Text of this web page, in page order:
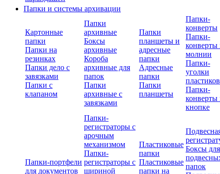
Папки и системы архивации
Картонные
папки
Папки на
резинках
Папки дело с
завязками
Папки с
клапаном
Папки
архивные
Боксы
архивные
Короба
архивные для
папок
Папки
архивные с
завязками
Папки
планшеты и
адресные
папки
Адресные
папки
Папки
планшеты
Папки-
конверты
Папки-
конверты
молнии
Папки-
уголки
Папки-
конверты
кнопке
Папки-портфели
для документов
Папки-
регистраторы с
арочным
механизмом
Папки-
регистраторы с
шириной
Пластиковые
папки
Пластиковые
папки на
Боксы для
папок